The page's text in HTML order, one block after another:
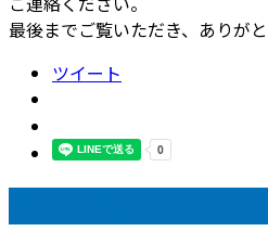
最後までご覧いただき、ありが
ツイート